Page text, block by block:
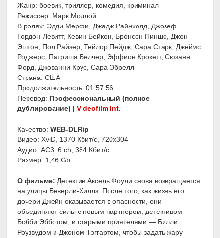
Жанр: боевик, триллер, комедия, криминал
Режиссер: Марк Моллой
В ролях: Эдди Мерфи, Джадж Райнхолд, Джозеф
Гордон-Левитт, Кевин Бейкон, Бронсон Пиншо, Джон
Эштон, Пол Райзер, Тейлор Пейдж, Сара Старк, Джеймс
Роджерс, Патриша Белчер, Эффион Крокетт, Сюзанн
Форд, Джованни Крус, Сара Эбрелл
Страна: США
Продолжительность: 01:57:56
Перевод: Профессиональный (полное
дублирование) | Videofilm Int.
Качество: WEB-DLRip
Видео: XviD, 1370 Кбит/с, 720x304
Аудио: AC3, 6 ch, 384 Кбит/с
Размер: 1,46 Gb
О фильме: Детектив Аксель Фоули снова возвращается
на улицы Беверли-Хиллз. После того, как жизнь его
дочери Джейн оказывается в опасности, они
объединяют силы с новым партнером, детективом
Бобби Эбботом, и старыми приятелями — Билли
Роузвудом и Джоном Тэггартом, чтобы задать жару